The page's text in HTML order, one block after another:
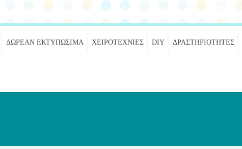
ΔΩΡΕΆΝ ΕΚΤΥΠΏΣΙΜΑ ΧΕΙΡΟΤΕΧΝΊΕΣ DIY ΔΡΑΣΤΗΡΙΌΤΗΤΕΣ